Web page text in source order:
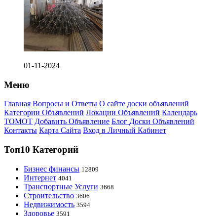
01-11-2024
Меню
Главная Вопросы и Ответы О сайте доски объявлений
Категории Объявлений Локации Объявлений Календарь
ТОМОТ Добавить Объявление Блог Доски Объявлений
Контакты Карта Сайта Вход в Личный Кабинет
Топ10 Категорий
Бизнес финансы 12809
Интернет 4041
Транспортные Услуги 3668
Строительство 3606
Недвижимость 3594
Здоровье 3591